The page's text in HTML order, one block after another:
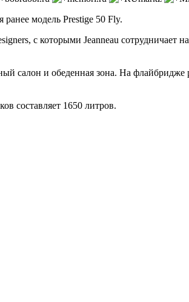
модель Prestige 50 Fly.
с которыми Jeanneau сотрудничает
салон и обеденная зона. На
составляет 1650 литров.